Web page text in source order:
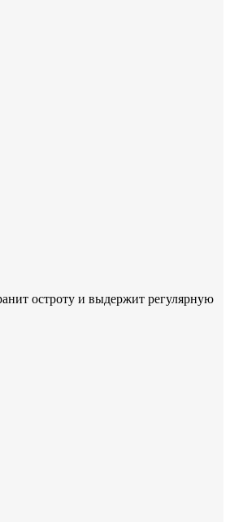
остроту и выдержит регулярную